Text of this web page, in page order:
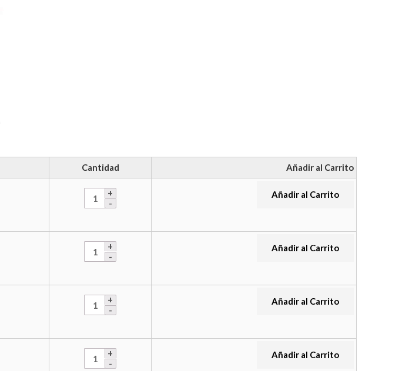
Cantidad Añadir al Carrito
Añadir al Carrito
Añadir al Carrito
Añadir al Carrito
Añadir al Carrito